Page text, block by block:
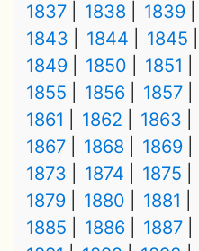
1837
1838 1839
1843
1844 1845
1849
1850 1851
1855
1856 1857
1861
1862 1863
1867
1868 1869
1873
1874 1875
1879
1880 1881
1885
1886 1887